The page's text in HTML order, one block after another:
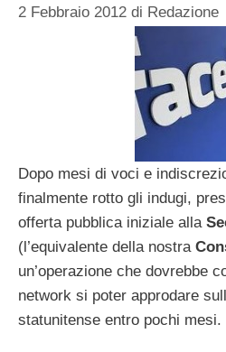
2 Febbraio 2012 di Redazione
Dopo mesi di voci e
finalmente rotto gli indugi,
offerta pubblica iniziale alla
(l’equivalente della nostra
un’operazione che dovrebbe
network si poter approdare
statunitense entro pochi mesi.